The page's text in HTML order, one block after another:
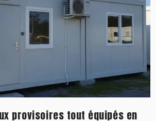
provisoires tout équipés en